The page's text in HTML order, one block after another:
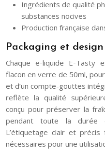
Ingrédients de qualité
substances nocives
Production française
Packaging et
Chaque e-liquide E-Tasty
flacon en verre de 50ml,
et d’un compte-gouttes
reflète la qualité
conçu pour préserver la
pendant toute la durée
L’étiquetage clair et
nécessaires pour une